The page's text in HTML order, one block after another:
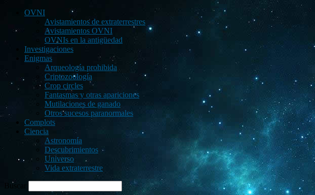
OVNI
Avistamientos de extraterrestres
Avistamientos OVNI
OVNIs en la antigüedad
Investigaciones
Enigmas
Arqueología prohibida
Criptozoología
Crop circles
Fantasmas y otras apariciones
Mutilaciones de ganado
Otros sucesos paranormales
Complots
Ciencia
Astronomía
Descubrimientos
Universo
Vida extraterrestre
Buscar